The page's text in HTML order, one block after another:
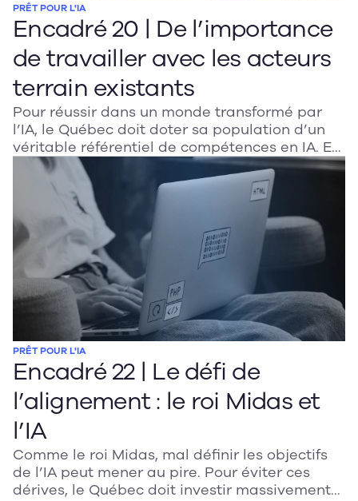
PRÊT POUR L'IA
Encadré 20 | De l’importance
de travailler avec les acteurs
terrain existants
Pour réussir dans un monde transformé par
l’IA, le Québec doit doter sa population d’un
véritable référentiel de compétences en IA. En
mobilisant les milieux éducatifs, scientifiques
et professionnels, cette démarche permettra
d’adapter la formation aux besoins du marché
et d’assurer une appropriation éthique,
critique et durable de l’IA.
PRÊT POUR L'IA
Encadré 22 | Le défi de
l’alignement : le roi Midas et
l’IA
Comme le roi Midas, mal définir les objectifs
de l’IA peut mener au pire. Pour éviter ces
dérives, le Québec doit investir massivement